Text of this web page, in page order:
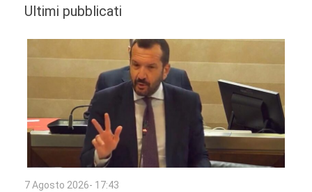
Ultimi pubblicati
7 Agosto 2026- 17:43